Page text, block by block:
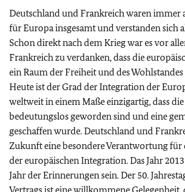
Deutschland und Frankreich waren immer
für Europa insgesamt und verstanden sich
Schon direkt nach dem Krieg war es vor
Frankreich zu verdanken, dass die
ein Raum der Freiheit und des
Heute ist der Grad der Integration der
weltweit in einem Maße einzigartig, dass
bedeutungslos geworden sind und eine
geschaffen wurde. Deutschland und
Zukunft eine besondere Verantwortung
der europäischen Integration. Das Jahr
Jahr der Erinnerungen sein. Der 50.